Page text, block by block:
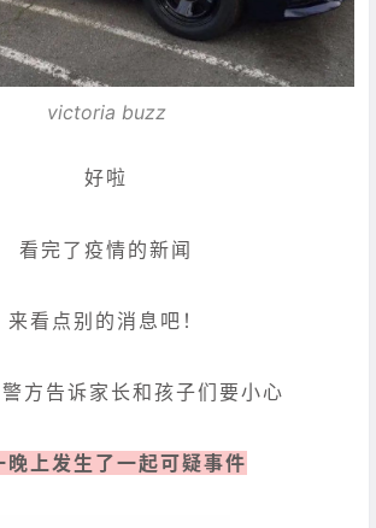
victoria buzz
好啦
看完了疫情的新闻
来看点别的消息吧！
方告诉家长和孩子们要小心
晚上发生了一起可疑事件